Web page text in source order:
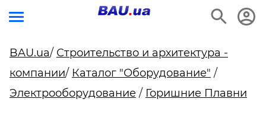
BAU.ua/ Строительство и архитектура -
компании/ Каталог "Оборудование" /
Электрооборудование / Горишние Плавни